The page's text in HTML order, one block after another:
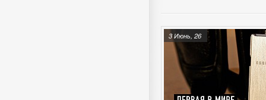
3 Июнь, 26